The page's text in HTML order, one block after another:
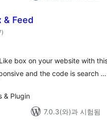
& Feed
전
체)
box on your website with
and the code is search …
& Plugin
7.0.3(와)과 시험됨